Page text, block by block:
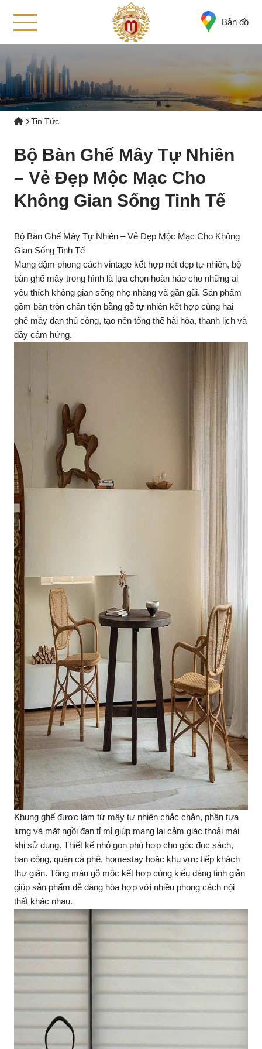
Bản đồ
Tin Tức
Bộ Bàn Ghế Mây Tự Nhiên
– Vẻ Đẹp Mộc Mạc Cho
Không Gian Sống Tinh Tế
Bộ Bàn Ghế Mây Tự Nhiên – Vẻ Đẹp Mộc Mạc Cho Không
Gian Sống Tinh Tế
Mang đậm phong cách vintage kết hợp nét đẹp tự nhiên, bộ
bàn ghế mây trong hình là lựa chọn hoàn hảo cho những ai
yêu thích không gian sống nhẹ nhàng và gần gũi. Sản phẩm
gồm bàn tròn chân tiện bằng gỗ tự nhiên kết hợp cùng hai
ghế mây đan thủ công, tạo nên tổng thể hài hòa, thanh lịch và
đầy cảm hứng.
Khung ghế được làm từ mây tự nhiên chắc chắn, phần tựa
lưng và mặt ngồi đan tỉ mỉ giúp mang lại cảm giác thoải mái
khi sử dụng. Thiết kế nhỏ gọn phù hợp cho góc đọc sách,
ban công, quán cà phê, homestay hoặc khu vực tiếp khách
thư giãn. Tông màu gỗ mộc kết hợp cùng kiểu dáng tinh giản
giúp sản phẩm dễ dàng hòa hợp với nhiều phong cách nội
thất khác nhau.